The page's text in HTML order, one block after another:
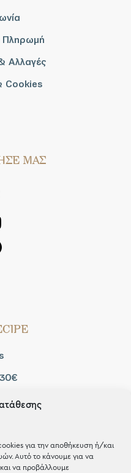
για την αποθήκευση ή/και
Αυτό το κάνουμε για να
και να προβάλλουμε
Αλλαγές
Cookies
ΜΑΣ